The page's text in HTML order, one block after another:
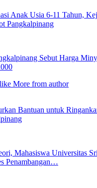
Anak Usia 6-11 Tahun,
Pangkalpinang
Sebut Harga
More from author
Bantuan untuk
Mahasiswa Universitas
Penambangan…